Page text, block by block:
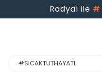
Radyal ile #